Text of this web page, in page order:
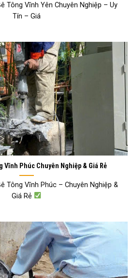
Tông Vĩnh Yên Chuyên Nghiệp – Uy
Tín – Giá
Vĩnh Phúc Chuyên Nghiệp & Giá Rẻ
Tông Vĩnh Phúc – Chuyên Nghiệp &
Giá Rẻ